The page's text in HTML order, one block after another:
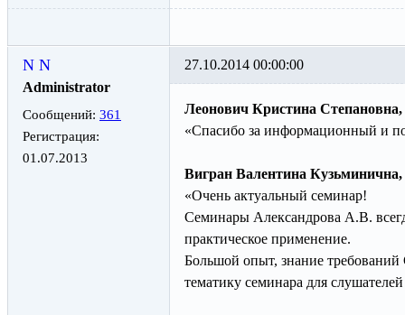
N N
Administrator
Сообщений: 361
Регистрация:
01.07.2013
27.10.2014 00:00:00
Леонович Кристина
«Спасибо за информационный и
Вигран Валентина
«Очень актуальный семинар!
Семинары Александрова А.В.
практическое применение.
Большой опыт, знание требований
тематику семинара для